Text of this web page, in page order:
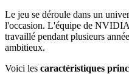
Le jeu se déroule dans un
l'occasion. L'équipe de
travaillé pendant plusieurs
ambitieux.
Voici les caractéristiques